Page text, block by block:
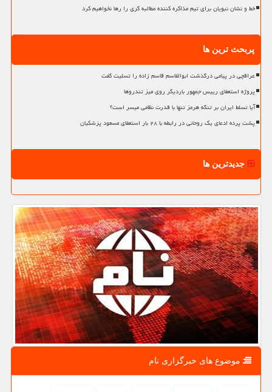
خط و نشان نبویان برای تیم مذاکره کننده مطالبه گری را رها نخواهیم کرد
پربحث ترین ها
عراقچی در پیامی درگذشت ابوالقاسم قاسم زاده را تسلیت گفت
پروژه استعفای رییس جمهور باردیگر روی میز تندروها
آیا تسلط ایران بر تنگه هرمز تنها با قدرت نظامی میسر است؟
پشت پرده ادعای یک روحانی در رابطه با ۲۸ بار استعفای مسعود پزشکیان
جدیدترین ها
موضوع های خبرگزاری نام